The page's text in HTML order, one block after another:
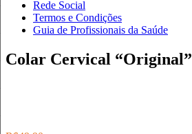
Rede Social
Termos e Condições
Guia de Profissionais da Saúde
Colar Cervical “Original”